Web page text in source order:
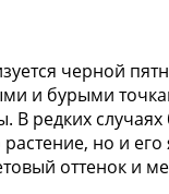
черной
и бурыми
В редких случаях
растение, но и
оттенок и